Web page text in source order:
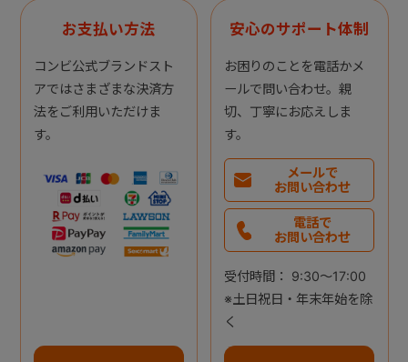
お支払い方法
コンビ公式ブランドスト
アではさまざまな決済方
法をご利用いただけま
す。
安心のサポート体制
お困りのことを電話かメ
ールで問い合わせ。親
切、丁寧にお応えしま
す。
メールで
お問い合わせ
電話で
お問い合わせ
受付時間： 9:30～17:00
※土日祝日・年末年始を除
く